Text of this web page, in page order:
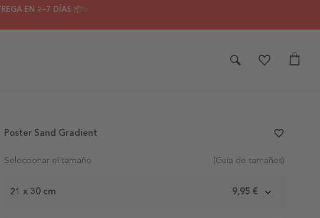
EN 2–7 DÍAS 📦✨
Seleccionar el tamaño (Guía de tamaños)
21 x 30 cm 9,95 €
Poster Sand Gradient favorite_border